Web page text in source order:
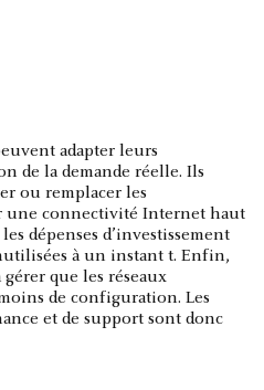
adapter leurs
de la demande réelle. Ils
ou remplacer les
une connectivité Internet haut
dépenses d’investissement
à un instant t. Enfin,
que les réseaux
de configuration. Les
et de support sont donc